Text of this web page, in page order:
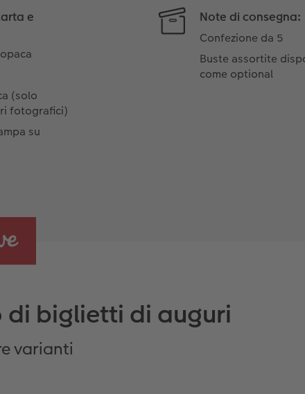
e
(solo
fotografici)
su
Note di consegna:
Confezione da 5
Buste assortite
come optional
biglietti di auguri
varianti